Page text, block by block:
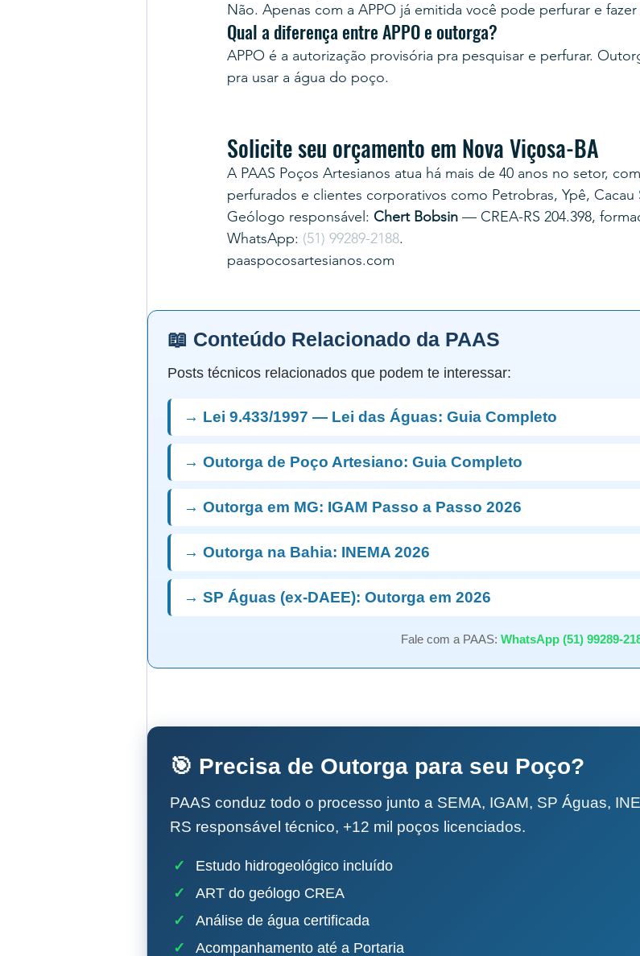
Não. Apenas com a APPO já emitida você pode perfurar e
Qual a diferença entre APPO e outorga?
APPO é a autorização provisória pra pesquisar e perfurar.
pra usar a água do poço.
Solicite seu orçamento em Nova Viçosa-BA
A PAAS Poços Artesianos atua há mais de 40 anos no setor,
perfurados e clientes corporativos como Petrobras, Ypê, Cacau
Geólogo responsável: Chert Bobsin — CREA-RS 204.398,
WhatsApp: (51) 99289-2188.
paaspocosartesianos.com
📖 Conteúdo Relacionado da PAAS
Posts técnicos relacionados que podem te interessar:
→ Lei 9.433/1997 — Lei das Águas: Guia Completo
→ Outorga de Poço Artesiano: Guia Completo
→ Outorga em MG: IGAM Passo a Passo 2026
→ Outorga na Bahia: INEMA 2026
→ SP Águas (ex-DAEE): Outorga em 2026
Fale com a PAAS: WhatsApp (51) 99289-
🎯 Precisa de Outorga para seu Poço?
PAAS conduz todo o processo junto a SEMA, IGAM, SP Águas,
RS responsável técnico, +12 mil poços licenciados.
✓
Estudo hidrogeológico incluído
✓
ART do geólogo CREA
✓
Análise de água certificada
✓
Acompanhamento até a Portaria